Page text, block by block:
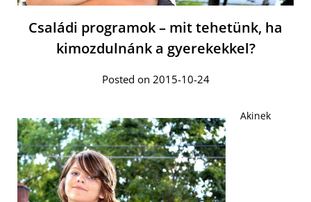
Családi programok – mit tehetünk, ha
kimozdulnánk a gyerekekkel?
Posted on 2015-10-24
Akinek